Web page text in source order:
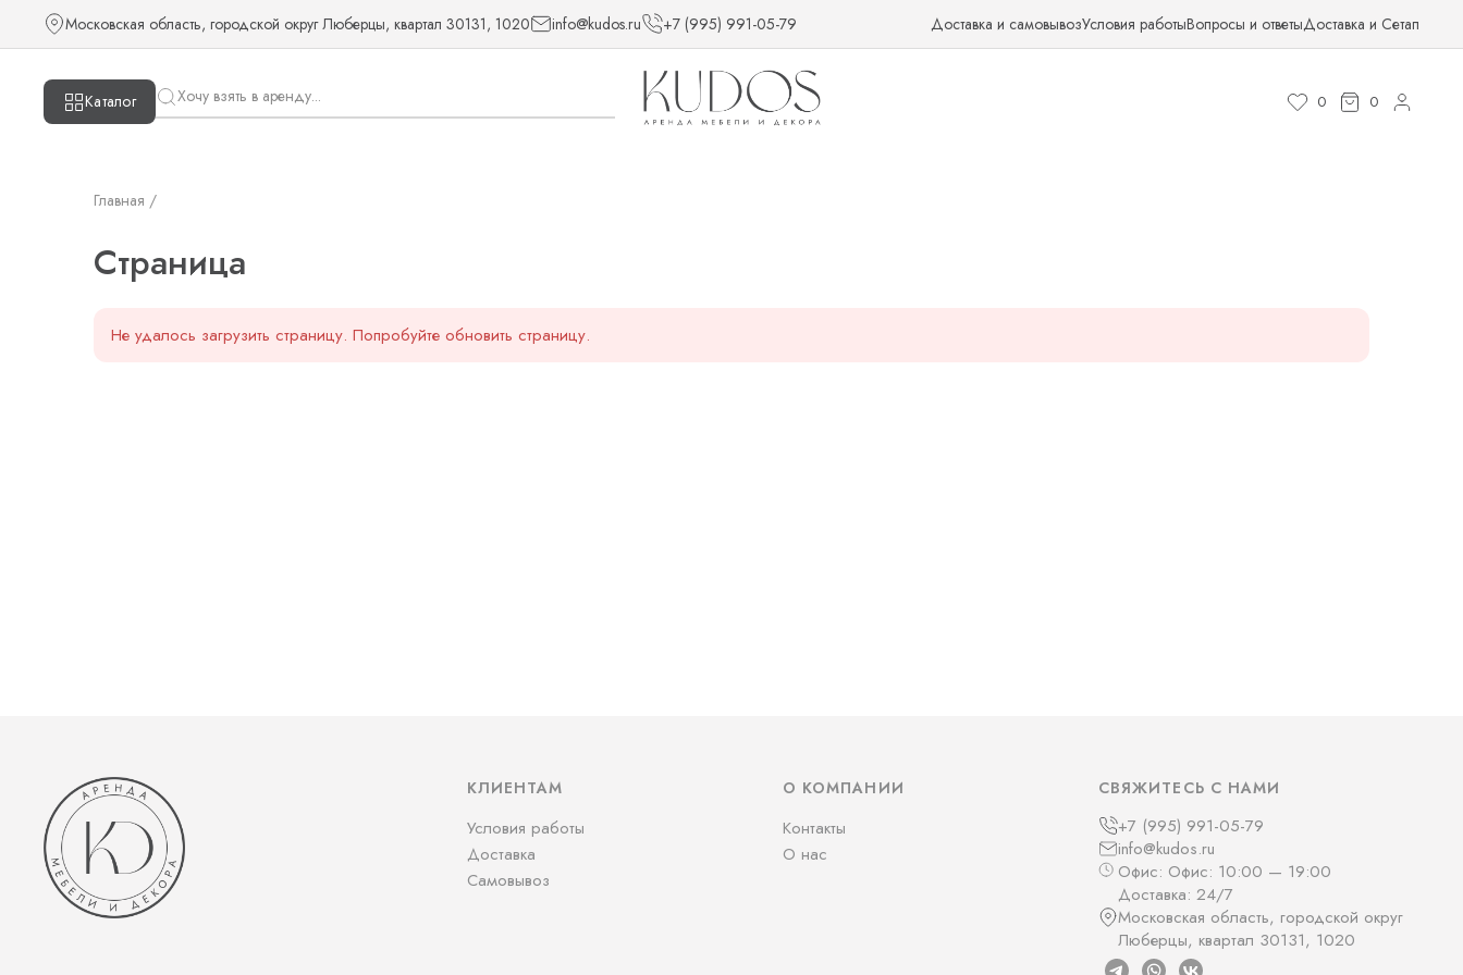
Московская область, городской округ Люберцы, квартал 30131, 1020 info@kudos.ru +7 (995) 991-05-79 Доставка и самовывозУсловия работыВопросы и ответыДоставка и Сетап
Каталог 0 0
Главная /
Страница
Не удалось загрузить страницу. Попробуйте обновить страницу.
КЛИЕНТАМ
Условия работы
Доставка
Самовывоз
О КОМПАНИИ
Контакты
О нас
СВЯЖИТЕСЬ С НАМИ
+7 (995) 991-05-79
info@kudos.ru
Офис: Офис: 10:00 — 19:00
Доставка: 24/7
Московская область, городской округ
Люберцы, квартал 30131, 1020
Страница — KUDOS